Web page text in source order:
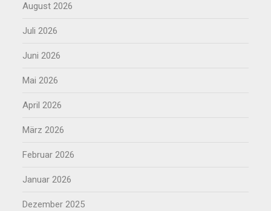
August 2026
Juli 2026
Juni 2026
Mai 2026
April 2026
März 2026
Februar 2026
Januar 2026
Dezember 2025